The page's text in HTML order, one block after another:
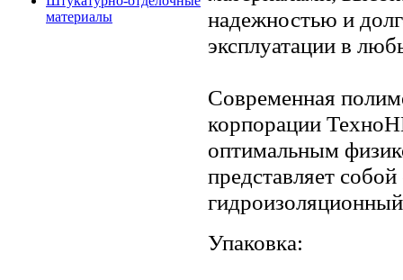
материалы
надежностью и
эксплуатации в
Современная
корпорации
оптимальным
представляет
Упаковка: